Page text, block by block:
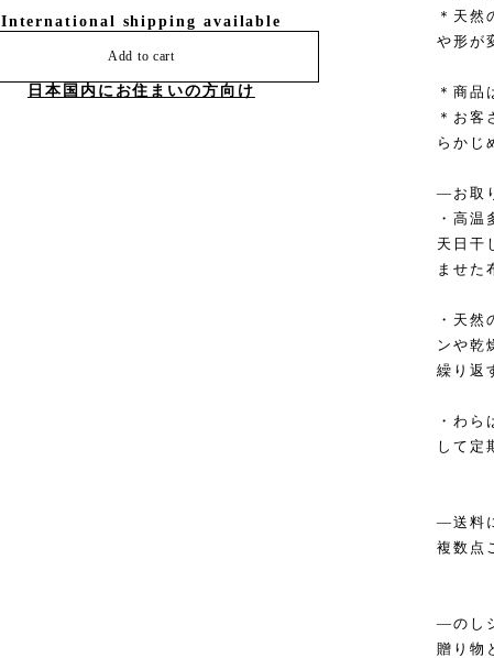
International shipping available
Add to cart
日本国内にお住まいの方向け
＊天然
や形が
＊商品
＊お客
らかじ
―お取
・高温
天日干
ませた
・天
ンや乾
繰り返
・わ
して定
―送料
複数点
―のし
贈り物